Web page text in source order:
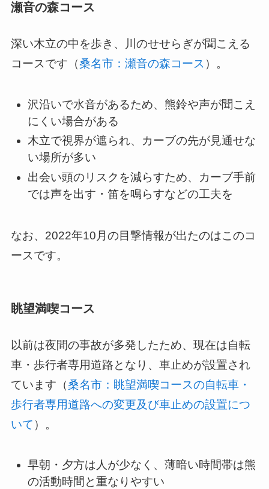
瀬音の森コース
深い木立の中を歩き、川のせせらぎが聞こえる
コースです（桑名市：瀬音の森コース ）。
沢沿いで水音があるため、熊鈴や声が聞こえ
にくい場合がある
木立で視界が遮られ、カーブの先が見通せな
い場所が多い
出会い頭のリスクを減らすため、カーブ手前
では声を出す・笛を鳴らすなどの工夫を
なお、2022年10月の目撃情報が出たのはこのコ
ースです。
眺望満喫コース
以前は夜間の事故が多発したため、現在は自転
車・歩行者専用道路となり、車止めが設置され
ています（桑名市：眺望満喫コースの自転車・
歩行者専用道路への変更及び車止めの設置につ
いて ）。
早朝・夕方は人が少なく、薄暗い時間帯は熊
の活動時間と重なりやすい